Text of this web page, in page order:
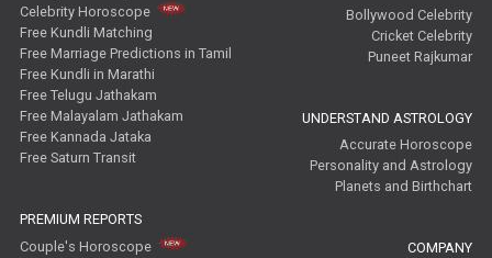
Celebrity Horoscope
Free Kundli Matching
Free Marriage Predictions in Tamil
Free Kundli in Marathi
Free Telugu Jathakam
Free Malayalam Jathakam
Free Kannada Jataka
Free Saturn Transit
PREMIUM REPORTS
Couple's Horoscope
Bollywood Celebrity
Cricket Celebrity
Puneet Rajkumar
UNDERSTAND ASTROLOGY
Accurate Horoscope
Personality and Astrology
Planets and Birthchart
COMPANY